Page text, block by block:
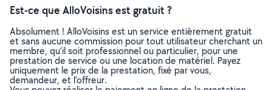
Est-ce que AlloVoisins est gratuit ?
Absolument ! AlloVoisins est un service entièrement gratuit
et sans aucune commission pour tout utilisateur cherchant un
membre, qu’il soit professionnel ou particulier, pour une
prestation de service ou une location de matériel. Payez
uniquement le prix de la prestation, fixé par vous,
demandeur, et l’offreur.